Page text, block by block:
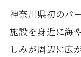
神奈川県初のパ
施設を身近に海
しみが周辺に広